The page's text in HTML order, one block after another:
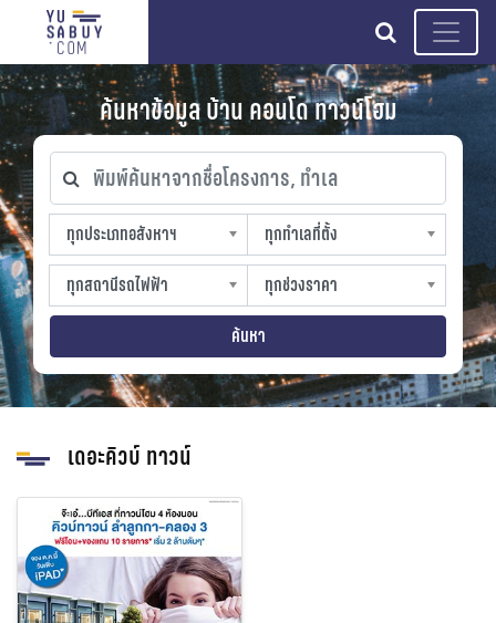
search
ค้นหาข้อมูล บ้าน คอนโด ทาวน์โฮม
พิมพ์ค้นหาจากชื่อโครงการ, ทำเล
ทุกประเภทอสังหาฯ
ทุกประเภทอสังหาฯ
sproperty
ทุกทำเลที่ตั้ง
ทุกทำเลที่ตั้ง
slocation
ทุกสถานีรถไฟฟ้า
ทุกสถานีรถไฟฟ้า
strain-station
ทุกช่วงราคา
ทุกช่วงราคา
sprice
ค้นหา
เดอะคิวบ์ ทาวน์